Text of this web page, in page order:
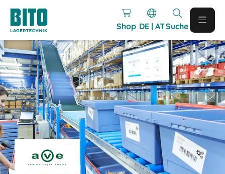
Shop DE | ATSuche